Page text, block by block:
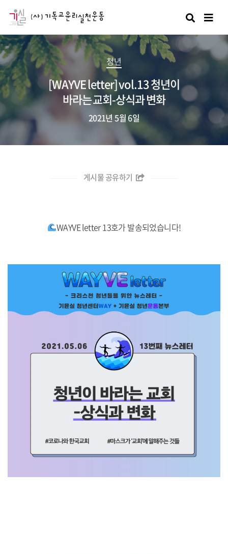
검색
청년
[WAYVE letter] vol.13 청년이
바라는 교회-상식과 변화
2021년 5월 6일
게시물 공유하기
WAYVE letter 13호가 발송되었습니다!